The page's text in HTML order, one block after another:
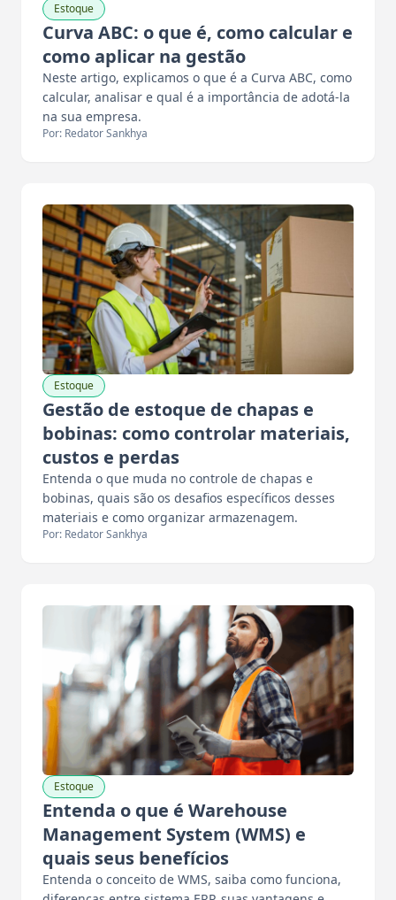
Estoque
Curva ABC: o que é, como calcular e
como aplicar na gestão
Neste artigo, explicamos o que é a Curva ABC, como
calcular, analisar e qual é a importância de adotá-la
na sua empresa.
Por: Redator Sankhya
Estoque
Gestão de estoque de chapas e
bobinas: como controlar materiais,
custos e perdas
Entenda o que muda no controle de chapas e
bobinas, quais são os desafios específicos desses
materiais e como organizar armazenagem.
Por: Redator Sankhya
Estoque
Entenda o que é Warehouse
Management System (WMS) e
quais seus benefícios
Entenda o conceito de WMS, saiba como funciona,